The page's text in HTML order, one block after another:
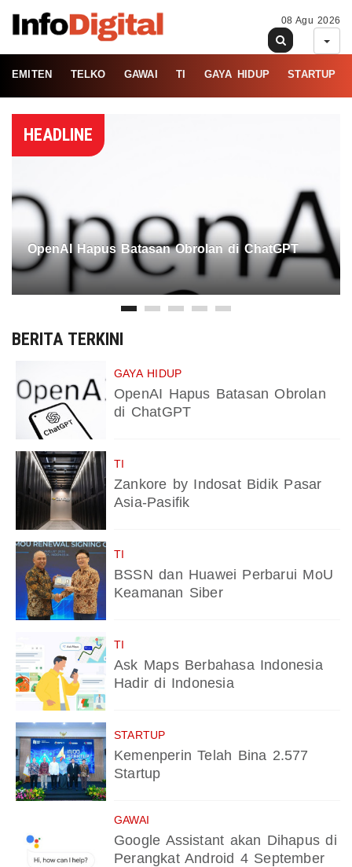
08 Agu 2026
EMITEN TELKO GAWAI TI GAYA HIDUP STARTUP
HEADLINE
OpenAI Hapus Batasan Obrolan di ChatGPT
BERITA TERKINI
GAYA HIDUP
OpenAI Hapus Batasan Obrolan
di ChatGPT
TI
Zankore by Indosat Bidik Pasar
Asia-Pasifik
TI
BSSN dan Huawei Perbarui MoU
Keamanan Siber
TI
Ask Maps Berbahasa Indonesia
Hadir di Indonesia
STARTUP
Kemenperin Telah Bina 2.577
Startup
GAWAI
Google Assistant akan Dihapus di
Perangkat Android 4 September